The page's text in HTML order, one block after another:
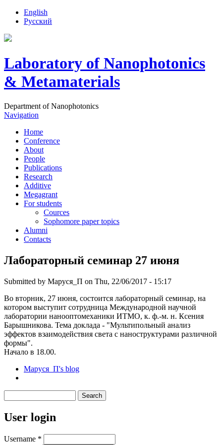
English
Русский
Laboratory of Nanophotonics
& Metamaterials
Department of Nanophotonics
Navigation
Home
Conference
About
People
Publications
Research
Additive
Megagrant
For students
Cources
Sophomore paper topics
Alumni
Contacts
Лабораторный семинар 27 июня
Submitted by Маруся_П on Thu, 22/06/2017 - 15:17
Во вторник, 27 июня, состоится лабораторный семинар, на
котором выступит сотрудница Международной научной
лаборатории нанооптомеханики ИТМО, к. ф.-м. н. Ксения
Барышникова. Тема доклада - "Мультипольный анализ
эффектов взаимодействия света с наноструктурами различной
формы".
Начало в 18.00.
Маруся_П's blog
User login
Username *